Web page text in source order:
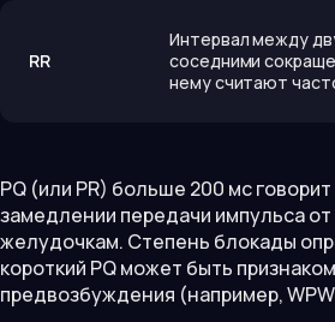
RR
Интервал между
соседними
нему считают
PQ (или PR) больше 200 мс
замедлении передачи импульса
желудочкам. Степень блокады
короткий PQ может быть
предвозбуждения (например,